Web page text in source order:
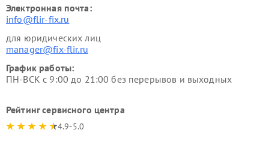
Электронная почта:
info@flir-fix.ru
для юридических лиц
manager@fix-flir.ru
График работы:
ПН-ВСК с 9:00 до 21:00 без перерывов и выходных
Рейтинг сервисного центра
4.9-5.0